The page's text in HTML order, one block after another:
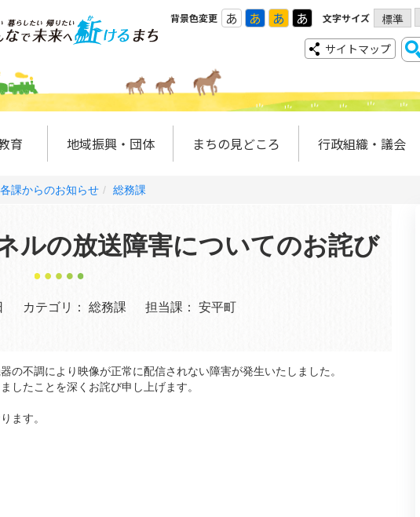
背景色変更 あ あ あ あ 文字サイズ 標準
サイトマップ
育 地域振興・団体 まちの見どころ 行政組織・議会
各課からのお知らせ 総務課
ルの放送障害についてのお詫び
カテゴリ： 総務課 担当課： 安平町
の不調により映像が正常に配信されない障害が発生いたしました。
したことを深くお詫び申し上げます。
ます。